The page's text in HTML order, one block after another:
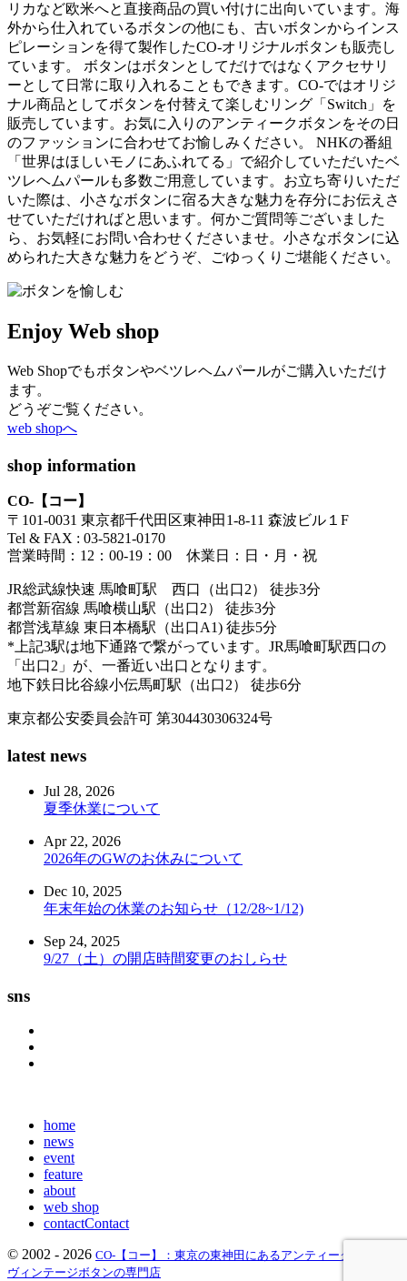
リカなど欧米へと直接商品の買い付けに出向いています。海
外から仕入れているボタンの他にも、古いボタンからインス
ピレーションを得て製作したCO-オリジナルボタンも販売し
ています。 ボタンはボタンとしてだけではなくアクセサリ
ーとして日常に取り入れることもできます。CO-ではオリジ
ナル商品としてボタンを付替えて楽しむリング「Switch」を
販売しています。お気に入りのアンティークボタンをその日
のファッションに合わせてお愉しみください。 NHKの番組
「世界はほしいモノにあふれてる」で紹介していただいたベ
ツレヘムパールも多数ご用意しています。お立ち寄りいただ
いた際は、小さなボタンに宿る大きな魅力を存分にお伝えさ
せていただければと思います。何かご質問等ございました
ら、お気軽にお問い合わせくださいませ。小さなボタンに込
められた大きな魅力をどうぞ、ごゆっくりご堪能ください。
Enjoy Web shop
Web Shopでもボタンやベツレヘムパールがご購入いただけ
ます。
どうぞご覧ください。
web shopへ
shop information
CO-【コー】
〒101-0031 東京都千代田区東神田1-8-11 森波ビル１F
Tel & FAX : 03-5821-0170
営業時間：12：00-19：00 休業日：日・月・祝
JR総武線快速 馬喰町駅 西口（出口2） 徒歩3分
都営新宿線 馬喰横山駅（出口2） 徒歩3分
都営浅草線 東日本橋駅（出口A1) 徒歩5分
*上記3駅は地下通路で繋がっています。JR馬喰町駅西口の
「出口2」が、一番近い出口となります。
地下鉄日比谷線小伝馬町駅（出口2） 徒歩6分
東京都公安委員会許可 第304430306324号
latest news
Jul 28, 2026
夏季休業について
Apr 22, 2026
2026年のGWのお休みについて
Dec 10, 2025
年末年始の休業のお知らせ（12/28~1/12)
Sep 24, 2025
9/27（土）の開店時間変更のおしらせ
sns
home
news
event
feature
about
web shop
contactContact
© 2002 - 2026 CO-【コー】：東京の東神田にあるアンティークボタン、
ヴィンテージボタンの専門店